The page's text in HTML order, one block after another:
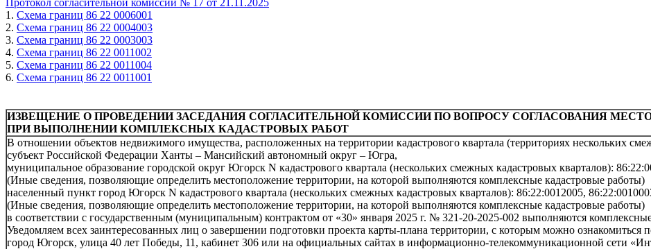
1. Схема границ 86 22 0006001
2. Схема границ 86 22 0004003
3. Схема границ 86 22 0003003
4. Схема границ 86 22 0011002
5. Схема границ 86 22 0011004
6. Схема границ 86 22 0011001
ИЗВЕЩЕНИЕ О ПРОВЕДЕНИИ ЗАСЕДАНИЯ СОГЛАСИТЕЛЬНОЙ КОМИССИИ ПО ВОПРОСУ СОГЛАСОВАНИЯ
ПРИ ВЫПОЛНЕНИИ КОМПЛЕКСНЫХ КАДАСТРОВЫХ РАБОТ
В отношении объектов недвижимого имущества, расположенных на территории кадастрового квартала (территориях нескольких
субъект Российской Федерации Ханты – Мансийский автономный округ – Югра,
муниципальное образование городской округ Югорск N кадастрового квартала (нескольких смежных кадастровых кварталов):
(Иные сведения, позволяющие определить местоположение территории, на которой выполняются комплексные кадастровые работы)
населенный пункт город Югорск N кадастрового квартала (нескольких смежных кадастровых кварталов): 86:22:0012005,
(Иные сведения, позволяющие определить местоположение территории, на которой выполняются комплексные кадастровые работы)
в соответствии с государственным (муниципальным) контрактом от «30» января 2025 г. № 321-20-2025-002 выполняются
Уведомляем всех заинтересованных лиц о завершении подготовки проекта карты-плана территории, с которым можно ознакомиться
город Югорск, улица 40 лет Победы, 11, кабинет 306 или на официальных сайтах в информационно-телекоммуникационной сети